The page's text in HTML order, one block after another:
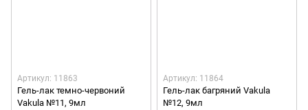
Артикул: 11863
Гель-лак темно-червоний
Vakula №11, 9мл
Артикул: 11864
Гель-лак багряний Vakula
№12, 9мл